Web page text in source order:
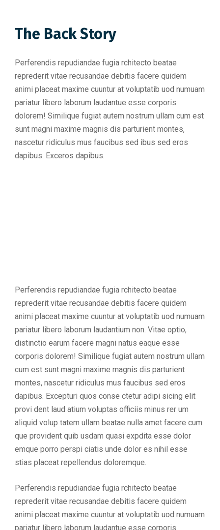
The Back Story
Perferendis repudiandae fugia rchitecto beatae
reprederit vitae recusandae debitis facere quidem
animi placeat maxime cuuntur at voluptatib uod numuam
pariatur libero laborum laudantue esse corporis
dolorem! Similique fugiat autem nostrum ullam cum est
sunt magni maxime magnis dis parturient montes,
nascetur ridiculus mus faucibus sed ibus sed eros
dapibus. Exceros dapibus.
Perferendis repudiandae fugia rchitecto beatae
reprederit vitae recusandae debitis facere quidem
animi placeat maxime cuuntur at voluptatib uod numuam
pariatur libero laborum laudantium non. Vitae optio,
distinctio earum facere magni natus eaque esse
corporis dolorem! Similique fugiat autem nostrum ullam
cum est sunt magni maxime magnis dis parturient
montes, nascetur ridiculus mus faucibus sed eros
dapibus. Excepturi quos conse ctetur adipi sicing elit
provi dent laud atium voluptas officiis minus rer um
aliquid volup tatem ullam beatae nulla amet facere cum
que provident quib usdam quasi expdita esse dolor
emque porro perspi ciatis unde dolor es nihil esse
stias placeat repellendus doloremque.
Perferendis repudiandae fugia rchitecto beatae
reprederit vitae recusandae debitis facere quidem
animi placeat maxime cuuntur at voluptatib uod numuam
pariatur libero laborum laudantue esse corporis